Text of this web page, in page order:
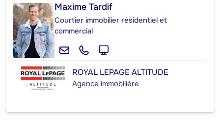
Maxime Tardif
Courtier immobilier résidentiel et
commercial
ROYAL LEPAGE ALTITUDE
Agence immobilière